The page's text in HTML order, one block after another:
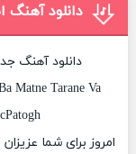
دانلود آهنگ
دانلود آهنگ
Matne Tarane Va
امروز برای شما